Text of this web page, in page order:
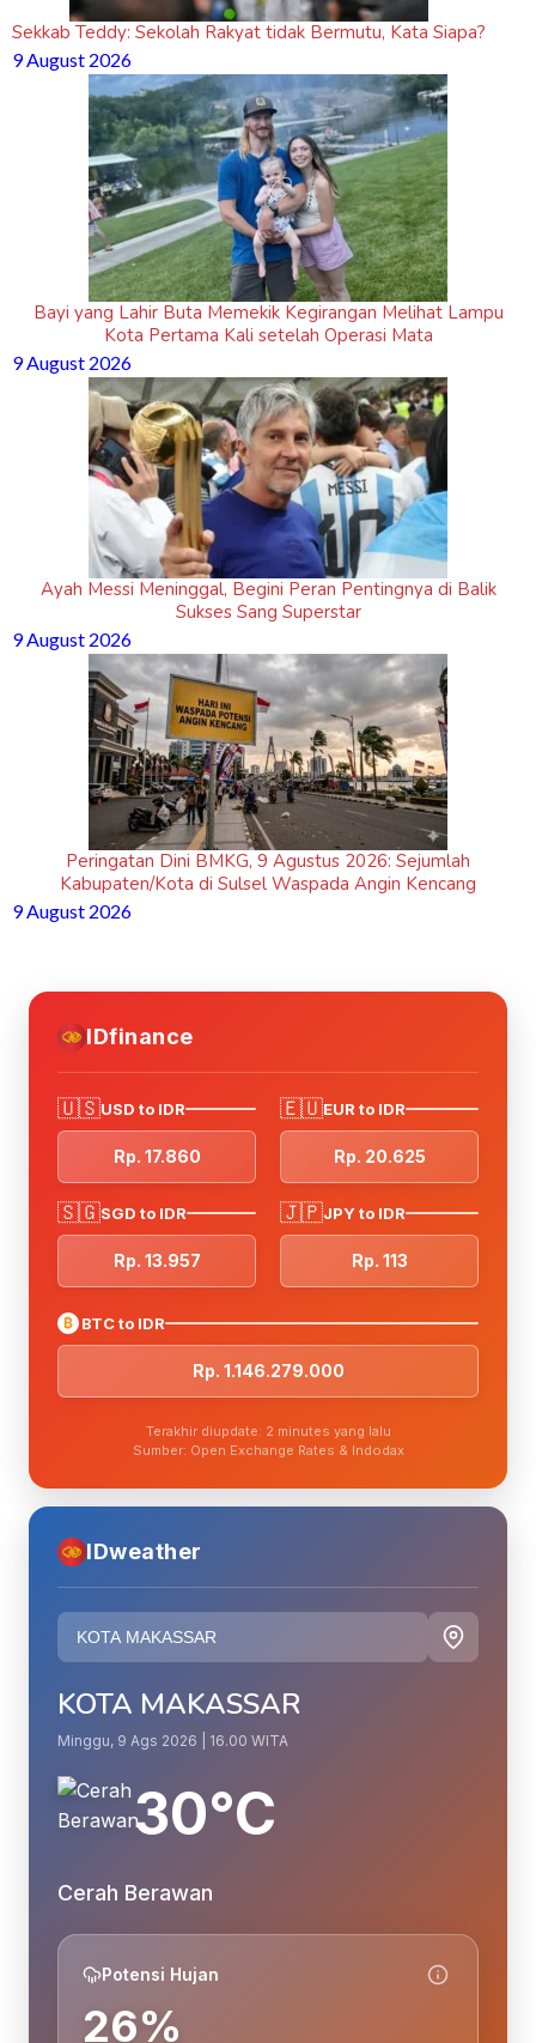
Sekkab Teddy: Sekolah Rakyat tidak Bermutu, Kata Siapa?
9 August 2026
Bayi yang Lahir Buta Memekik Kegirangan Melihat Lampu
Kota Pertama Kali setelah Operasi Mata
9 August 2026
Ayah Messi Meninggal, Begini Peran Pentingnya di Balik
Sukses Sang Superstar
9 August 2026
Peringatan Dini BMKG, 9 Agustus 2026: Sejumlah
Kabupaten/Kota di Sulsel Waspada Angin Kencang
9 August 2026
IDfinance
🇺🇸USD to IDR
Rp. 17.860
🇪🇺EUR to IDR
Rp. 20.625
🇸🇬SGD to IDR
Rp. 13.957
🇯🇵JPY to IDR
Rp. 113
₿ BTC to IDR
Rp. 1.146.279.000
Terakhir diupdate: 2 minutes yang lalu
Sumber: Open Exchange Rates & Indodax
IDweather
KOTA MAKASSAR
Minggu, 9 Ags 2026 | 16.00 WITA
30°C
Cerah Berawan
Potensi Hujan
26%